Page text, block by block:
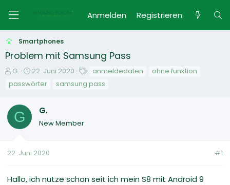
Anmelden Registrieren
Smartphones
Problem mit Samsung Pass
E
e
r
G.
E
r
l
a
22. Juni 2020
h
anmeldedaten
ohne funktion
passwörter
samsung pass
G G.
New Member
22. Juni 2020 #1
Hallo, ich nutze schon seit ich mein S8 mit Android 9